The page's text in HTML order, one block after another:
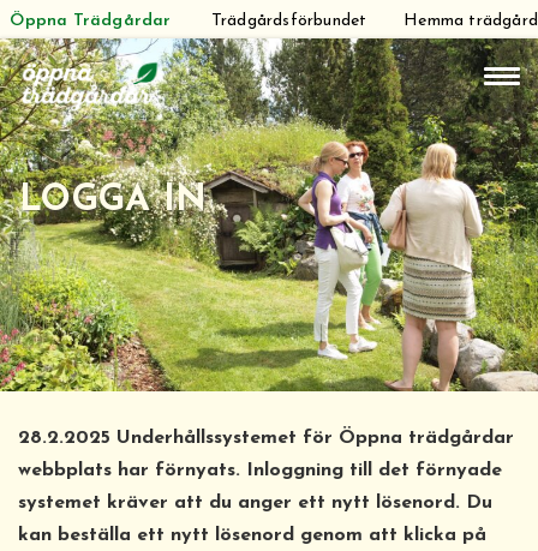
Hoppa
till
innehåll
Öppna Trädgårdar Trädgårdsförbundet Hemma trädgård
LOGGA IN
28.2.2025 Underhållssystemet för Öppna trädgårdar
webbplats har förnyats. Inloggning till det förnyade
systemet kräver att du anger ett nytt lösenord. Du
kan beställa ett nytt lösenord genom att klicka på